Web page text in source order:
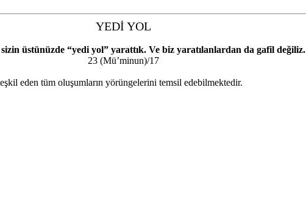
YEDİ YOL
üstünüzde “yedi yol” yarattık. Ve biz yaratılanlardan da gafil değiliz.
23 (Mü’minun)/17
eden tüm oluşumların yörüngelerini temsil edebilmektedir.